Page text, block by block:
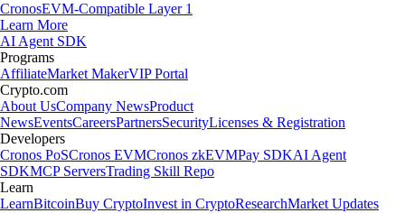
CronosEVM-Compatible Layer 1
Learn More
AI Agent SDK
Programs
AffiliateMarket MakerVIP Portal
Crypto.com
About UsCompany NewsProduct
NewsEventsCareersPartnersSecurityLicenses & Registration
Developers
Cronos PoSCronos EVMCronos zkEVMPay SDKAI Agent
SDKMCP ServersTrading Skill Repo
Learn
LearnBitcoinBuy CryptoInvest in CryptoResearchMarket Updates